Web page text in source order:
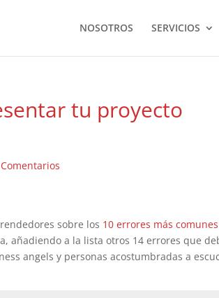
NOSOTROS SERVICIOS
tu proyecto
sobre los 10 errores más
añadiendo a la lista otros 14 errores que
angels y personas acostumbradas a